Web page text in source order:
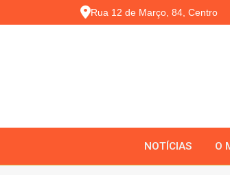
Rua 12 de Março, 84, Centro
NOTÍCIAS O